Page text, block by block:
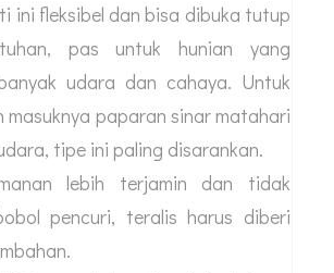
ini fleksibel dan bisa dibuka tutup
pas untuk hunian yang
udara dan cahaya. Untuk
masuknya paparan sinar matahari
tipe ini paling disarankan.
lebih terjamin dan tidak
pencuri, teralis harus diberi